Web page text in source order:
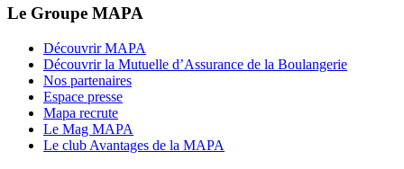
Le Groupe MAPA
Découvrir MAPA
Découvrir la Mutuelle d’Assurance de la Boulangerie
Nos partenaires
Espace presse
Mapa recrute
Le Mag MAPA
Le club Avantages de la MAPA